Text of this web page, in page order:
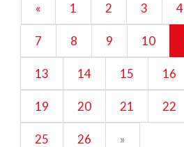
« 1 2 3 4
7 8 9 10
13 14 15 16
19 20 21 22
25 26 »